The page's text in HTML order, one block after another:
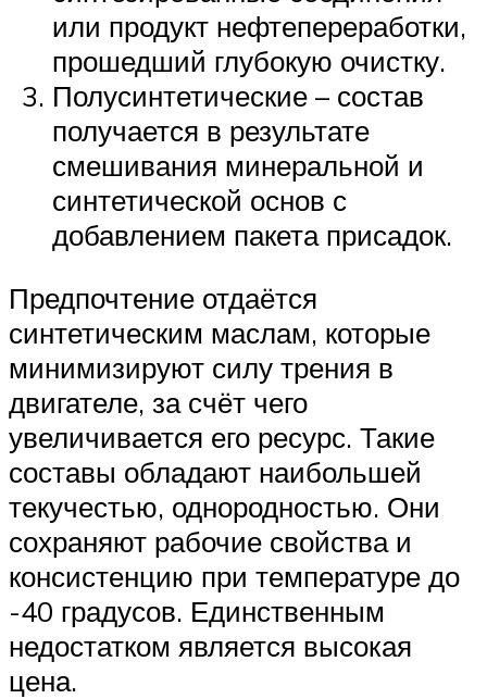
или продукт нефтепереработки,
прошедший глубокую очистку.
Полусинтетические – состав
получается в результате
смешивания минеральной и
синтетической основ с
добавлением пакета присадок.
Предпочтение отдаётся
синтетическим маслам, которые
минимизируют силу трения в
двигателе, за счёт чего
увеличивается его ресурс. Такие
составы обладают наибольшей
текучестью, однородностью. Они
сохраняют рабочие свойства и
консистенцию при температуре до
-40 градусов. Единственным
недостатком является высокая
цена.